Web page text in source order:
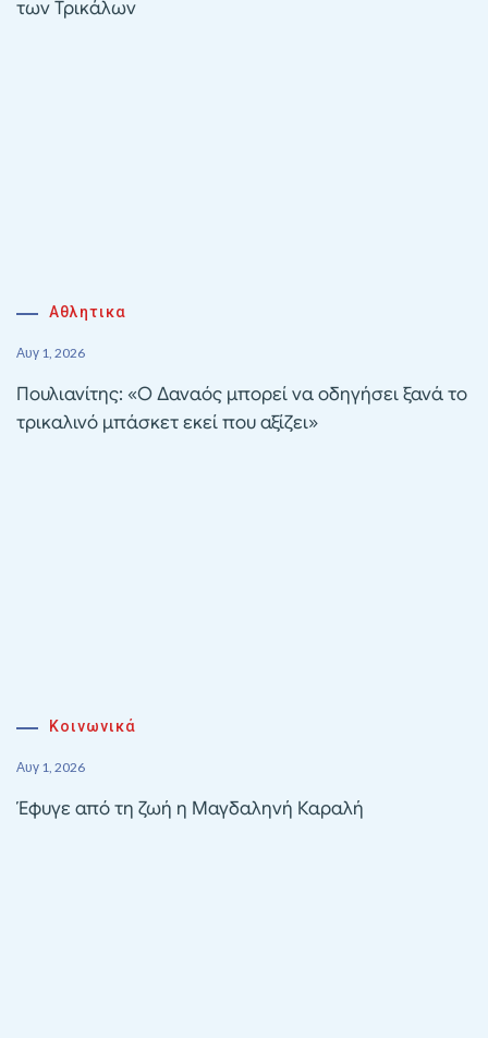
των Τρικάλων
Αθλητικα
Αυγ 1, 2026
Πουλιανίτης: «Ο Δαναός μπορεί να οδηγήσει ξανά το
τρικαλινό μπάσκετ εκεί που αξίζει»
Κοινωνικά
Αυγ 1, 2026
Έφυγε από τη ζωή η Μαγδαληνή Καραλή